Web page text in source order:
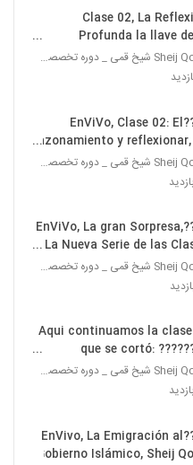
Clase 02, La
Profunda la llave
perfección, Las Llaves
vida Islamíca,
Sheij Qomi شیخ قمی _ دوره تخصصی تربیت مبلغه غرب
????EnViVo, Clase 02: El
razonamiento y
Llave de la Vida
Sheij
Sheij Qomi شیخ قمی _ دوره تخصصی تربیت مبلغه غرب
????EnViVo, La gran Sorpresa,
La Nueva Serie de las
del Sheij
Sheij Qomi شیخ قمی _ دوره تخصصی تربیت مبلغه غرب
Aqui continuamos la
que se cortó:
Preguntas y respuestas
ultima
Sheij Qomi شیخ قمی _ دوره تخصصی تربیت مبلغه غرب
????EnVivo, La Emigración al
Gobierno Islámico, Sheij